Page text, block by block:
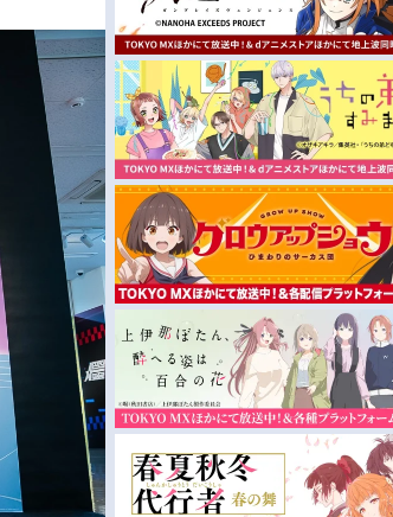
今期アニメ曜日別一覧
春アニメ
夏アニメ
秋アニメ
冬アニメ